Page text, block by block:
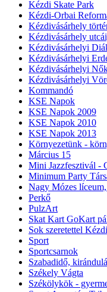
Kézdi Skate Park
Kézdi-Orbai
Kézdivásárhely
Kézdivásárhely
Kézdivásárhelyi
Kézdivásárhelyi
Kézdivásárhelyi
Kézdivásárhelyi
Kommandó
KSE Napok
KSE Napok 2009
KSE Napok 2010
KSE Napok 2013
Környezetünk -
Március 15
Mini Jazzfesztivál -
Minimum Party
Nagy Mózes
Perkő
PulzArt
Skat Kart GoKart
Sok szeretettel
Sport
Sportcsarnok
Szabadidő,
Székely Vágta
Székölykök -